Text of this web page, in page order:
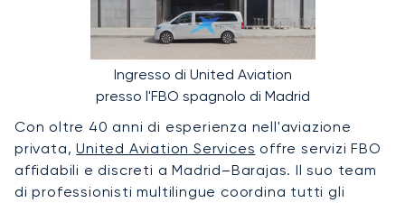
Ingresso di United Aviation
presso l'FBO spagnolo di Madrid
Con oltre 40 anni di esperienza nell'aviazione
privata,United Aviation Services offre servizi FBO
affidabili e discreti a Madrid–Barajas. Il suo team
di professionisti multilingue coordina tutti gli